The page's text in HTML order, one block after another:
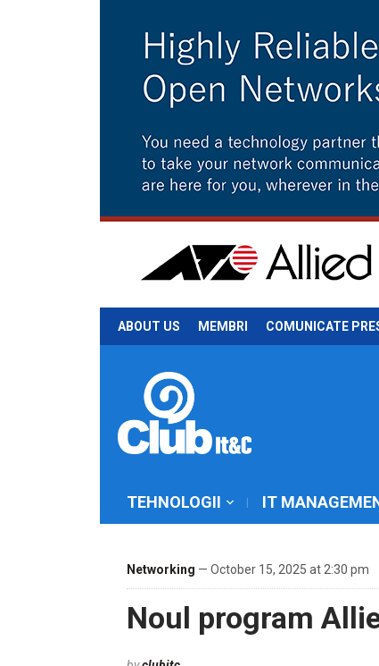
ABOUT US MEMBRI COMUNICATE
TEHNOLOGII IT
Networking — October 15, 2025 at 2:30 pm
Noul program